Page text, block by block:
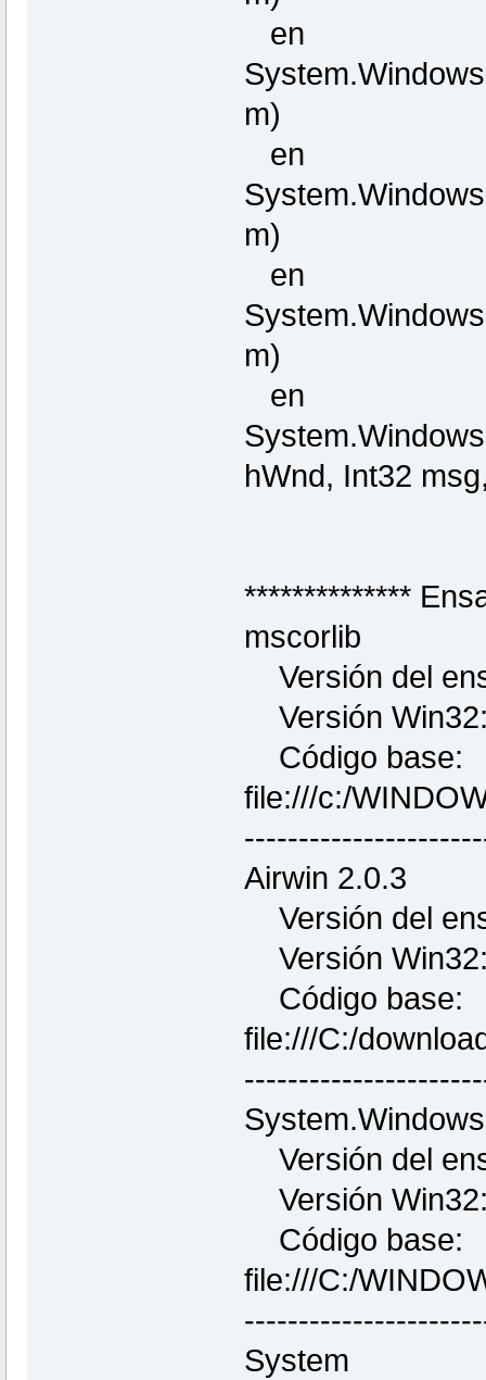
en
m)
en
m)
en
m)
en
hWnd, Int32
**************
mscorlib
Versión del
Versión
Código base:
file:///c:/
Airwin 2.0.3
Versión del
Versión
Código base:
file:///C:/
Versión del
Versión
Código base:
file:///C:/
System